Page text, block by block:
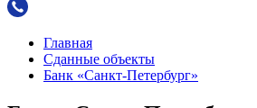
Главная
Сданные объекты
Банк «Санкт-Петербург»